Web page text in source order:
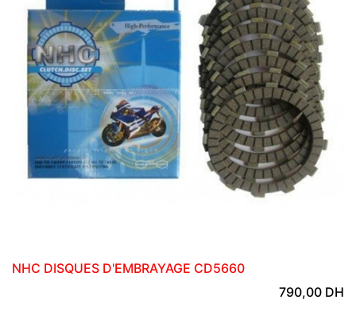
NHC DISQUES D'EMBRAYAGE CD5660
790,00 DH